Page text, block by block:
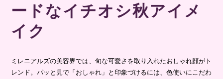
ードなイチオシ秋アイメ
イク
ミレニアルズの美容界では、旬な可愛さを取り入れたおしゃれ顔がト
レンド。パッと見で「おしゃれ」と印象づけるには、色使いにこだわ